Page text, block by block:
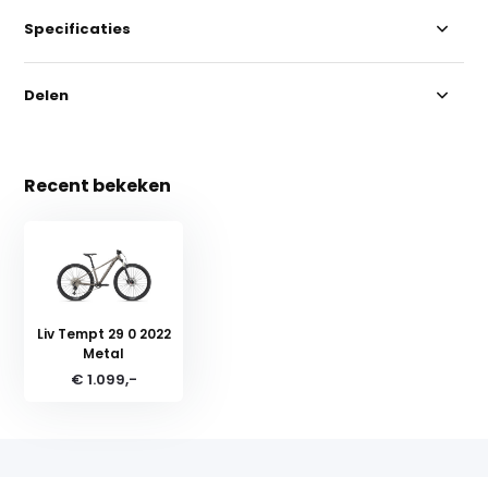
Specificaties
Delen
Recent bekeken
Liv Tempt 29 0 2022
Metal
€ 1.099,-